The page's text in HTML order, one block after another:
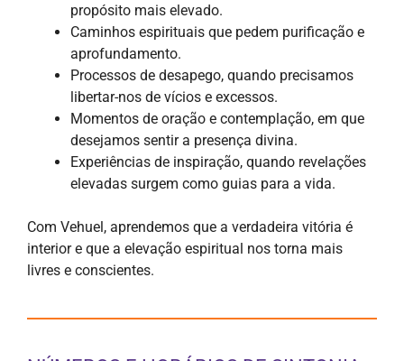
propósito mais elevado.
Caminhos espirituais que pedem purificação e
aprofundamento.
Processos de desapego, quando precisamos
libertar-nos de vícios e excessos.
Momentos de oração e contemplação, em que
desejamos sentir a presença divina.
Experiências de inspiração, quando revelações
elevadas surgem como guias para a vida.
Com Vehuel, aprendemos que a verdadeira vitória é
interior e que a elevação espiritual nos torna mais
livres e conscientes.